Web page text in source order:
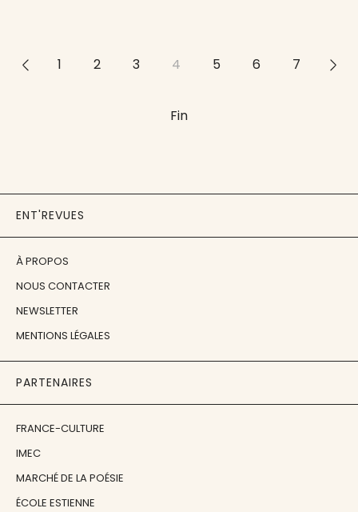
<< 1 2 3 4 5 6 7 >>
Fin
ENT'REVUES
À PROPOS
NOUS CONTACTER
NEWSLETTER
MENTIONS LÉGALES
PARTENAIRES
FRANCE-CULTURE
IMEC
MARCHÉ DE LA POÉSIE
ÉCOLE ESTIENNE